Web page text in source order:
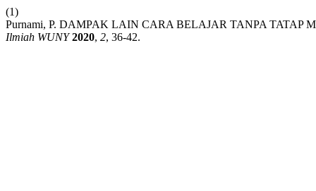
(1)
Purnami, P. DAMPAK LAIN CARA BELAJAR TANPA
Ilmiah WUNY 2020, 2, 36-42.